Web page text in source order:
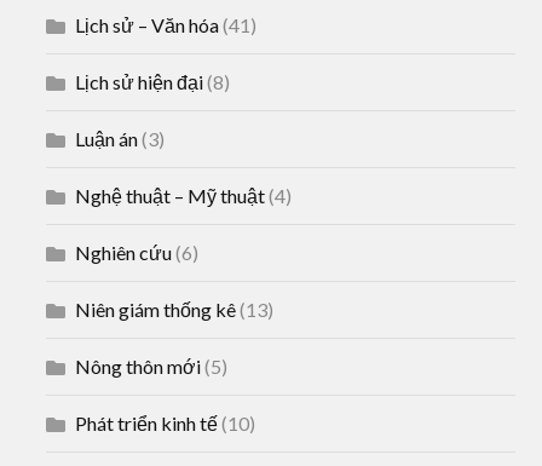
Lịch sử – Văn hóa(41)
Lịch sử hiện đại(8)
Luận án(3)
Nghệ thuật – Mỹ thuật(4)
Nghiên cứu(6)
Niên giám thống kê(13)
Nông thôn mới(5)
Phát triển kinh tế(10)